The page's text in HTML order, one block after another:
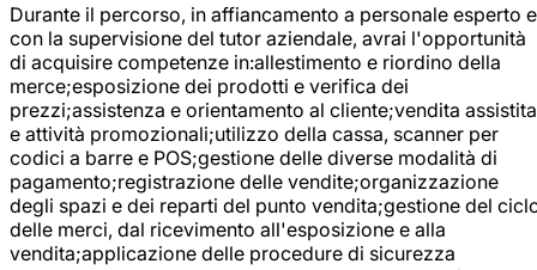
Durante il percorso, in affiancamento a personale esperto e
con la supervisione del tutor aziendale, avrai l'opportunità
di acquisire competenze in:allestimento e riordino della
merce;esposizione dei prodotti e verifica dei
prezzi;assistenza e orientamento al cliente;vendita assistita
e attività promozionali;utilizzo della cassa, scanner per
codici a barre e POS;gestione delle diverse modalità di
pagamento;registrazione delle vendite;organizzazione
degli spazi e dei reparti del punto vendita;gestione del
delle merci, dal ricevimento all'esposizione e alla
vendita;applicazione delle procedure di sicurezza